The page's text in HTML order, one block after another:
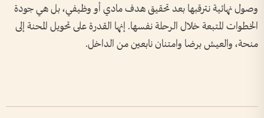
وصول نهائية نترقبها بعد تحقيق هدف مادي أو وظيفي، بل هي جودة
الخطوات المتبعة خلال الرحلة نفسها. إنها القدرة على تحويل المحنة إلى
منحة، والعيش برضا وامتنان نابعين من الداخل.